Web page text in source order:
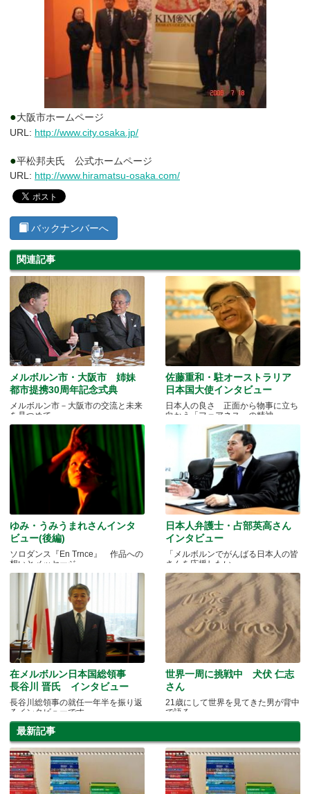
●大阪市ホームページ
URL: http://www.city.osaka.jp/
●平松邦夫氏 公式ホームページ
URL: http://www.hiramatsu-osaka.com/
バックナンバーへ
関連記事
メルボルン市・大阪市 姉妹
都市提携30周年記念式典
メルボルン市－大阪市の交流と未来
を見つめて
佐藤重和・駐オーストラリア
日本国大使インタビュー
日本人の良さ 正面から物事に立ち
向かう「フェアネス」の精神
ゆみ・うみうまれさんインタ
ビュー(後編)
ソロダンス『En Trnce』 作品への
想いとメッセージ
日本人弁護士・占部英高さん
インタビュー
「メルボルンでがんばる日本人の皆
さんを応援したい」
在メルボルン日本国総領事
長谷川 晋氏 インタビュー
長谷川総領事の就任一年半を振り返
るインタビューです。
世界一周に挑戦中 犬伏 仁志
さん
21歳にして世界を見てきた男が背中
で語る
最新記事